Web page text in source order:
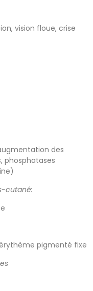
vision floue, crise
des
phosphatases
cutané:
pigmenté fixe